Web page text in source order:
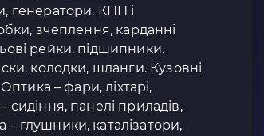
генератори. КПП і
зчеплення, карданні
рейки, підшипники.
колодки, шланги. Кузовні
– фари, ліхтарі,
сидіння, панелі приладів,
глушники, каталізатори,